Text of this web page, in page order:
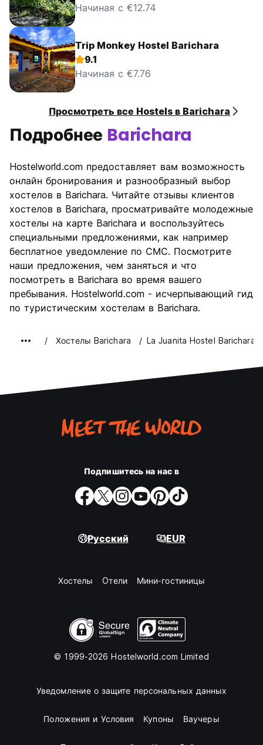
Начиная с €12.74
Trip Monkey Hostel Barichara
9.1
Начиная с €7.76
Просмотреть все Hostels в Barichara
Подробнее Barichara
Hostelworld.com предоставляет вам возможность
онлайн бронирования и разнообразный выбор
хостелов в Barichara. Читайте отзывы клиентов
хостелов в Barichara, просматривайте молодежные
хостелы на карте Barichara и воспользуйтесь
специальными предложениями, как например
бесплатное уведомление по СМС. Посмотрите
наши предложения, чем заняться и что
посмотреть в Barichara во время вашего
пребывания. Hostelworld.com - исчерпывающий гид
по туристическим хостелам в Barichara.
Хостелы Barichara La Juanita Hostel Barichara
Подпишитесь на нас в
Русский EUR
Хостелы Oтели Мини-гостиницы
© 1999-2026 Hostelworld.com Limited
Уведомление о защите персональных данных
Положения и Условия Купоны Ваучеры